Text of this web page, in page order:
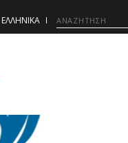
ΕΛΛΗΝΙΚΑ